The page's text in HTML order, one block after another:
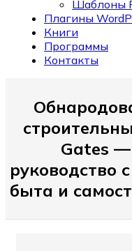
Шаблоны
Плагины
Книги
Программы
Контакты
Gates —
руководство
быта и